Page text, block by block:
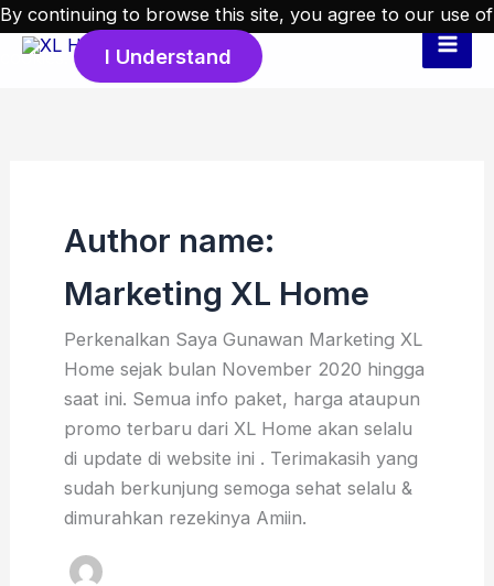
Skip
Author name:
Marketing XL Home
Perkenalkan Saya Gunawan Marketing XL
Home sejak bulan November 2020 hingga
saat ini. Semua info paket, harga ataupun
promo terbaru dari XL Home akan selalu
di update di website ini . Terimakasih yang
sudah berkunjung semoga sehat selalu &
dimurahkan rezekinya Amiin.
By continuing to browse this site, you agree to our use of
cookies . I Understand